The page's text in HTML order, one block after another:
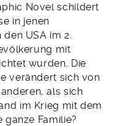
Novel schildert
in jenen
USA im 2.
mit
wurden. Die
verändert sich von
als sich
im Krieg mit dem
ganze Familie?